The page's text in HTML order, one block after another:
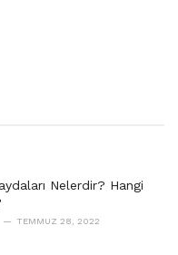
Nelerdir? Hangi
TEMMUZ 28, 2022